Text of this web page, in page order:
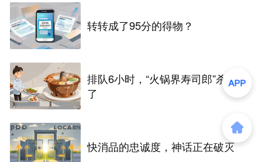
转转成了95分的得物？
排队6小时，“火锅界寿司郎”杀疯
了
快消品的忠诚度，神话正在破灭